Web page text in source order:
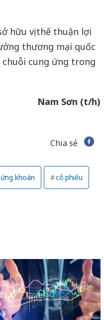
hữu vị thế thuận lợi
thương mại quốc
chuỗi cung ứng trong
Nam Sơn (t/h)
Chia sẻ
khoán cổ phiếu